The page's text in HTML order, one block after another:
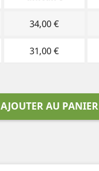
34,00 €
31,00 €
AJOUTER AU PANIER